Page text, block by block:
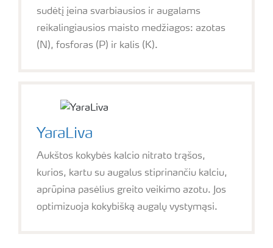
sudėtį įeina svarbiausios ir augalams
reikalingiausios maisto medžiagos: azotas
(N), fosforas (P) ir kalis (K).
YaraLiva
Aukštos kokybės kalcio nitrato trąšos,
kurios, kartu su augalus stiprinančiu kalciu,
aprūpina pasėlius greito veikimo azotu. Jos
optimizuoja kokybišką augalų vystymąsi.